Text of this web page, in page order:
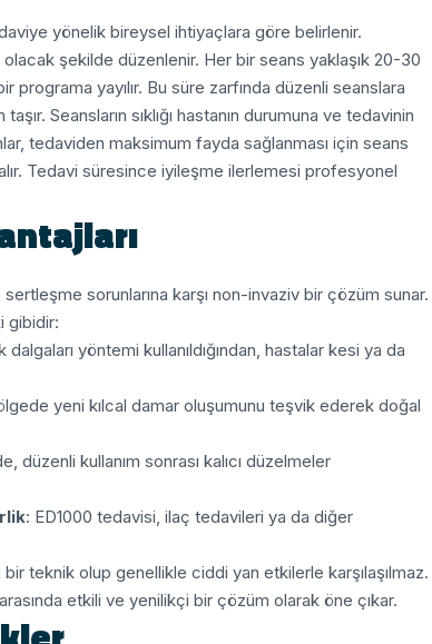
yönelik bireysel ihtiyaçlara göre belirlenir.
şekilde düzenlenir. Her bir seans yaklaşık 20-30
programa yayılır. Bu süre zarfında düzenli seanslara
Seansların sıklığı hastanın durumuna ve tedavinin
tedaviden maksimum fayda sağlanması için seans
Tedavi süresince iyileşme ilerlemesi profesyonel
sorunlarına karşı non-invaziv bir çözüm sunar.
gibidir:
dalgaları yöntemi kullanıldığından, hastalar kesi ya da
yeni kılcal damar oluşumunu teşvik ederek doğal
düzenli kullanım sonrası kalıcı düzelmeler
: ED1000 tedavisi, ilaç tedavileri ya da diğer
bir teknik olup genellikle ciddi yan etkilerle karşılaşılmaz.
etkili ve yenilikçi bir çözüm olarak öne çıkar.